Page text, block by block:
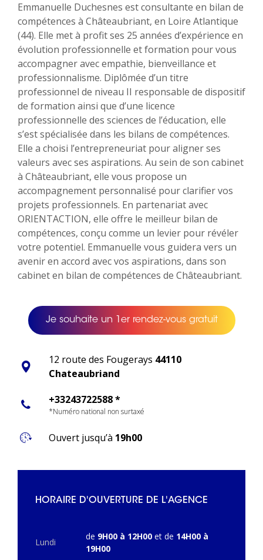
Emmanuelle Duchesnes est consultante en bilan de
compétences à Châteaubriant, en Loire Atlantique
(44). Elle met à profit ses 25 années d’expérience en
évolution professionnelle et formation pour vous
accompagner avec empathie, bienveillance et
professionnalisme. Diplômée d’un titre
professionnel de niveau II responsable de dispositif
de formation ainsi que d’une licence
professionnelle des sciences de l’éducation, elle
s’est spécialisée dans les bilans de compétences.
Elle a choisi l’entrepreneuriat pour aligner ses
valeurs avec ses aspirations. Au sein de son cabinet
à Châteaubriant, elle vous propose un
accompagnement personnalisé pour clarifier vos
projets professionnels. En partenariat avec
ORIENTACTION, elle offre le meilleur bilan de
compétences, conçu comme un levier pour révéler
votre potentiel. Emmanuelle vous guidera vers un
avenir en accord avec vos aspirations, dans son
cabinet en bilan de compétences de Châteaubriant.
Je souhaite un 1er rendez-vous gratuit
12 route des Fougerays 44110
Chateaubriand
+33243722588 *
*Numéro national non surtaxé
Ouvert jusqu’à 19h00
HORAIRE D'OUVERTURE DE L'AGENCE
Lundi
de 9H00 à 12H00 et de 14H00 à
19H00